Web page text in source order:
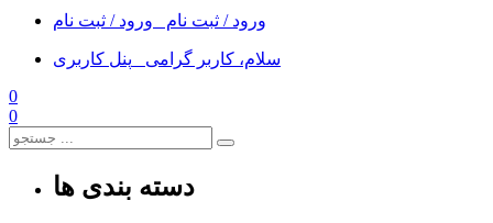
ورود / ثبت نام ورود / ثبت نام
سلام، کاربر گرامی
پنل کاربری
0
0
دسته بندی ها